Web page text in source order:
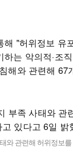
"허위정보 유
는 악의적·조
해와 관련해 67
와 관련해 허위정보